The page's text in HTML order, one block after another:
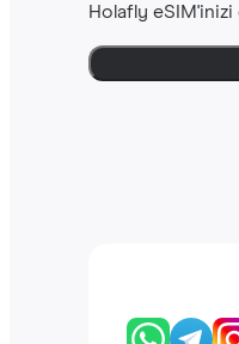
Holafly eSIM'inizi